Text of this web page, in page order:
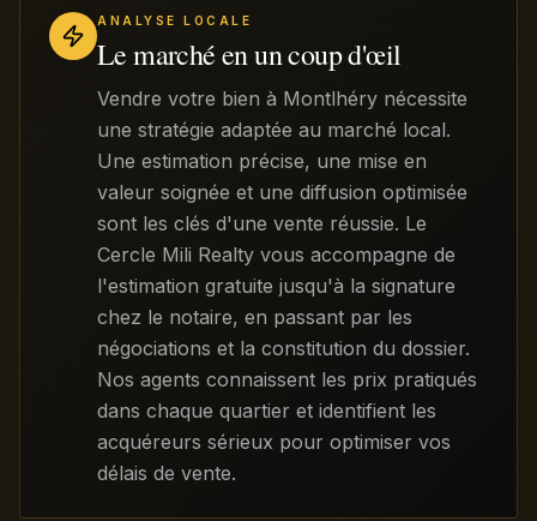
ANALYSE LOCALE
Le marché en un coup d'œil
Vendre votre bien à Montlhéry nécessite
une stratégie adaptée au marché local.
Une estimation précise, une mise en
valeur soignée et une diffusion optimisée
sont les clés d'une vente réussie. Le
Cercle Mili Realty vous accompagne de
l'estimation gratuite jusqu'à la signature
chez le notaire, en passant par les
négociations et la constitution du dossier.
Nos agents connaissent les prix pratiqués
dans chaque quartier et identifient les
acquéreurs sérieux pour optimiser vos
délais de vente.